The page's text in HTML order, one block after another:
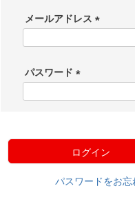
メールアドレス
)
パスワード
ログイン
パスワードをお忘